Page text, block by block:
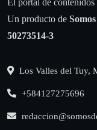
Un producto de
50273514-3
Los Valles del Tuy,
+584127275696